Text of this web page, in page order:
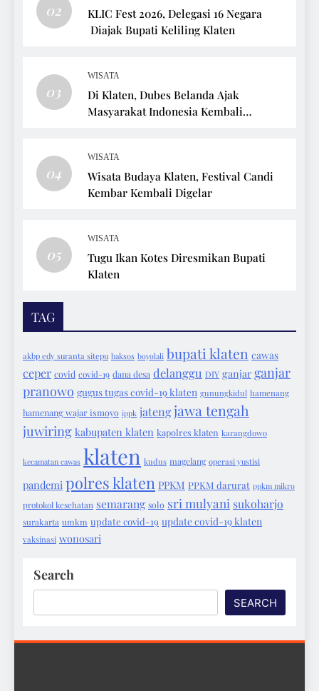
02
KLIC Fest 2026, Delegasi 16 Negara
Diajak Bupati Keliling Klaten
03
WISATA
Di Klaten, Dubes Belanda Ajak
Masyarakat Indonesia Kembali
04
WISATA
Wisata Budaya Klaten, Festival Candi
Kembar Kembali Digelar
05
WISATA
Tugu Ikan Kotes Diresmikan Bupati
Klaten
TAG
akbp edy suranta sitepu baksos boyolali bupati klaten cawas
ceper covid covid-19 dana desa delanggu DIY ganjar ganjar
pranowo gugus tugas covid-19 klaten gunungkidul hamenang
hamenang wajar ismoyo ippk jatengjawa tengah
juwiring kabupaten klaten kapolres klaten karangdowo
kecamatan cawas klaten kudus magelang operasi yustisi
pandemi polres klaten PPKM PPKM darurat ppkm mikro
protokol kesehatan semarang solo sri mulyani sukoharjo
surakarta umkm update covid-19 update covid-19 klaten
vaksinasi wonosari
Search
SEARCH